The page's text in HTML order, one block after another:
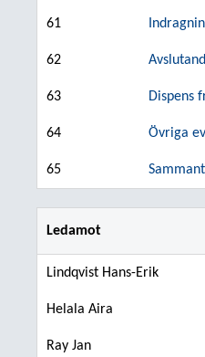
61
62
63 Dispens
64 Övriga
65
Ledamot
Lindqvist Hans-Erik
Helala Aira
Ray Jan